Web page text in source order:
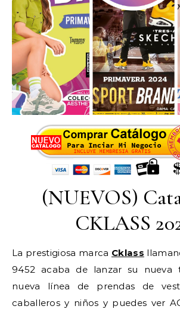
(NUEVOS)
CKLASS
La prestigiosa marca Cklass
9452 acaba de lanzar su nueva
nueva línea de prendas de
caballeros y niños y puedes ver